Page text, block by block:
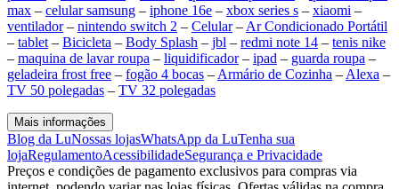
max – celular samsung – iphone 16e – xbox series s – xiaomi –
ventilador– nintendo switch 2 – Celular– Ar Condicionado Portátil
– tablet – Bicicleta – Body Splash – jbl – redmi note 14 – tenis nike
– maquina de lavar roupa – liquidificador– ipad – guarda roupa –
geladeira frost free – fogão 4 bocas – Armário de Cozinha – Alexa –
TV 50 polegadas – TV 32 polegadas
Mais informações
Blog da LuNossas lojasWhatsApp da LuTenha sua
lojaRegulamentoAcessibilidadeSegurança e Privacidade
Preços e condições de pagamento exclusivos para compras via